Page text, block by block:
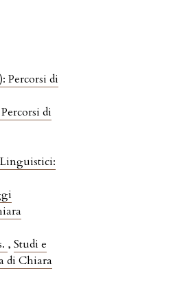
Percorsi di
di
,Studi e
di Chiara